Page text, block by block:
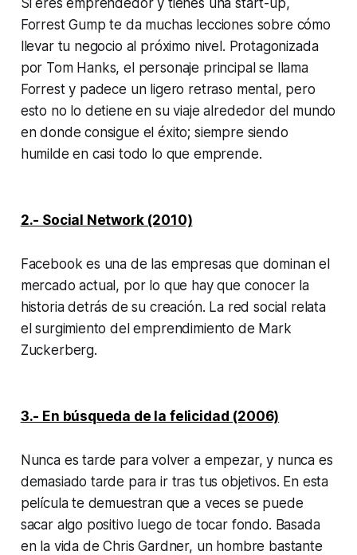
Forrest Gump te da muchas lecciones sobre cómo
llevar tu negocio al próximo nivel. Protagonizada
por Tom Hanks, el personaje principal se llama
Forrest y padece un ligero retraso mental, pero
esto no lo detiene en su viaje alrededor del mundo
en donde consigue el éxito; siempre siendo
humilde en casi todo lo que emprende.
2.- Social Network (2010)
Facebook es una de las empresas que dominan el
mercado actual, por lo que hay que conocer la
historia detrás de su creación. La red social relata
el surgimiento del emprendimiento de Mark
Zuckerberg.
3.- En búsqueda de la felicidad (2006)
Nunca es tarde para volver a empezar, y nunca es
demasiado tarde para ir tras tus objetivos. En esta
película te demuestran que a veces se puede
sacar algo positivo luego de tocar fondo. Basada
en la vida de Chris Gardner, un hombre bastante